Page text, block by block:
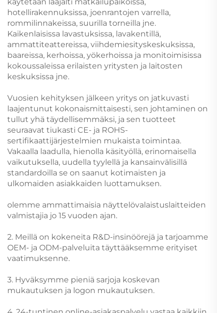
käytetään laajalti matkailupaikoissa,
hotellirakennuksissa, joenrantojen varrella,
rommilinnakeissa, suurilla torneilla jne.
Kaikenlaisissa lavastuksissa, lavakentillä,
ammattiteattereissa, viihdemiesityskeskuksissa,
baareissa, kerhoissa, yökerhoissa ja monitoimisissa
kokoussaleissa erilaisten yritysten ja laitosten
keskuksissa jne.
Vuosien kehityksen jälkeen yritys on jatkuvasti
laajentunut kokonaismittaisesti, sen johtaminen on
tullut yhä täydellisemmäksi, ja sen tuotteet
seuraavat tiukasti CE- ja ROHS-
sertifikaattijärjestelmien mukaista toimintaa.
Vakaalla laadulla, hienolla käsityöllä, erinomaisella
vaikutuksella, uudella tyylellä ja kansainvälisillä
standardoilla se on saanut kotimaisten ja
ulkomaiden asiakkaiden luottamuksen.
olemme ammattimaisia näyttelövalaistuslaitteiden
valmistajia jo 15 vuoden ajan.
2. Meillä on kokeneita R&D-insinöörejä ja tarjoamme
OEM- ja ODM-palveluita täyttääksemme erityiset
vaatimuksenne.
3. Hyväksymme pieniä sarjoja koskevan
mukautuksen ja logon mukautuksen.